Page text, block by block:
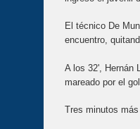
El técnico De
encuentro,
A los 32', Hernán
mareado por el
Tres minutos